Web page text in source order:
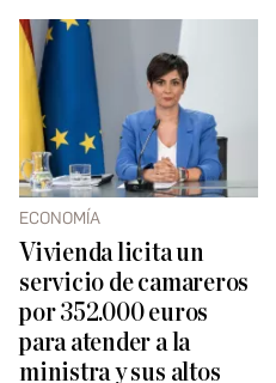
ECONOMÍA
Vivienda licita un
servicio de camareros
por 352.000 euros
para atender a la
ministra y sus altos